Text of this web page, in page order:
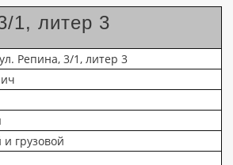
1, литер 3
Репина, 3/1, литер 3
грузовой